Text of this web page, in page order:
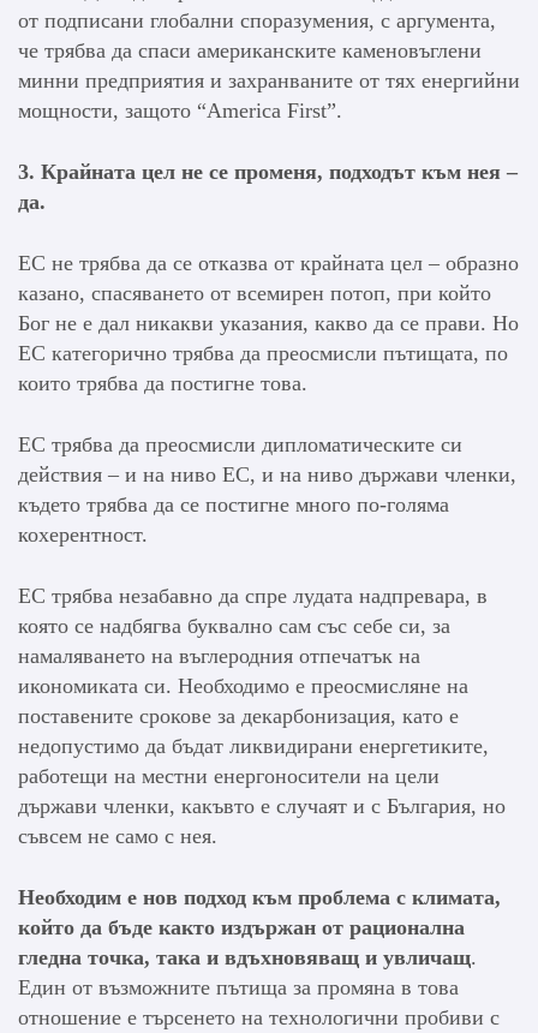
от подписани глобални споразумения, с аргумента,
че трябва да спаси американските каменовъглени
минни предприятия и захранваните от тях енергийни
мощности, защото “America First”.
3. Крайната цел не се променя, подходът към нея –
да.
ЕС не трябва да се отказва от крайната цел – образно
казано, спасяването от всемирен потоп, при който
Бог не е дал никакви указания, какво да се прави. Но
ЕС категорично трябва да преосмисли пътищата, по
които трябва да постигне това.
ЕС трябва да преосмисли дипломатическите си
действия – и на ниво ЕС, и на ниво държави членки,
където трябва да се постигне много по-голяма
кохерентност.
ЕС трябва незабавно да спре лудата надпревара, в
която се надбягва буквално сам със себе си, за
намаляването на въглеродния отпечатък на
икономиката си. Необходимо е преосмисляне на
поставените срокове за декарбонизация, като е
недопустимо да бъдат ликвидирани енергетиките,
работещи на местни енергоносители на цели
държави членки, какъвто е случаят и с България, но
съвсем не само с нея.
Необходим е нов подход към проблема с климата,
който да бъде както издържан от рационална
гледна точка, така и вдъхновяващ и увличащ.
Един от възможните пътища за промяна в това
отношение е търсенето на технологични пробиви с